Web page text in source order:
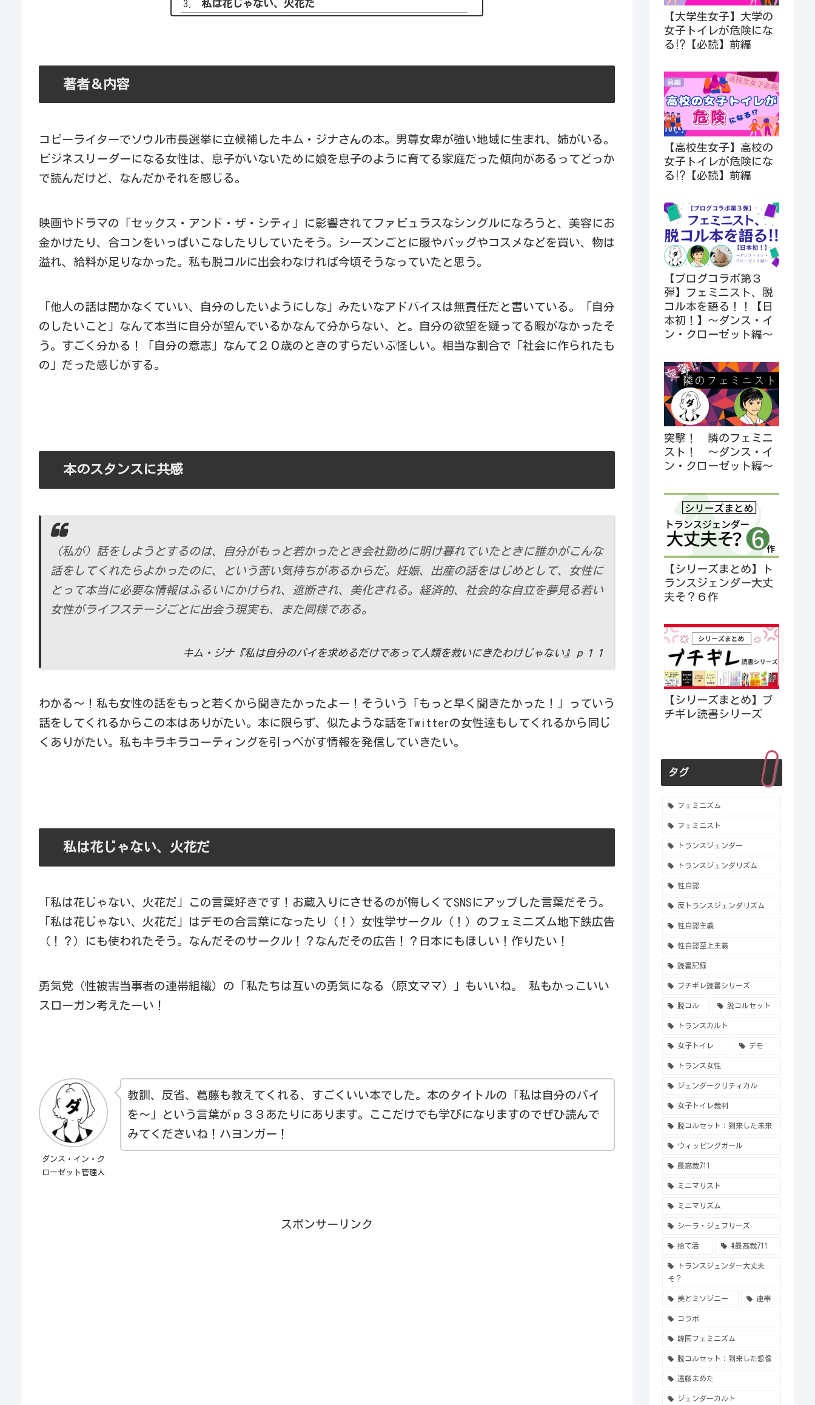
私は花じゃない、火花だ
著者＆内容
コピーライターでソウル市長選挙に立候補したキム・ジナさんの本。男尊女卑が強い地域に生まれ、姉がいる。
ビジネスリーダーになる女性は、息子がいないために娘を息子のように育てる家庭だった傾向があるってどっか
で読んだけど、なんだかそれを感じる。
映画やドラマの「セックス・アンド・ザ・シティ」に影響されてファビュラスなシングルになろうと、美容にお
金かけたり、合コンをいっぱいこなしたりしていたそう。シーズンごとに服やバッグやコスメなどを買い、物は
溢れ、給料が足りなかった。私も脱コルに出会わなければ今頃そうなっていたと思う。
「他人の話は聞かなくていい、自分のしたいようにしな」みたいなアドバイスは無責任だと書いている。「自分
のしたいこと」なんて本当に自分が望んでいるかなんて分からない、と。自分の欲望を疑ってる暇がなかったそ
う。すごく分かる！「自分の意志」なんて２０歳のときのすらだいぶ怪しい。相当な割合で「社会に作られたも
の」だった感じがする。
本のスタンスに共感
（私が）話をしようとするのは、自分がもっと若かったとき会社勤めに明け暮れていたときに誰かがこんな
話をしてくれたらよかったのに、という苦い気持ちがあるからだ。妊娠、出産の話をはじめとして、女性に
とって本当に必要な情報はふるいにかけられ、遮断され、美化される。経済的、社会的な自立を夢見る若い
女性がライフステージごとに出会う現実も、また同様である。
キム・ジナ『私は自分のパイを求めるだけであって人類を救いにきたわけじゃない』 ｐ１１
わかる～！私も女性の話をもっと若くから聞きたかったよー！そういう「もっと早く聞きたかった！」っていう
話をしてくれるからこの本はありがたい。本に限らず、似たような話をTwitterの女性達もしてくれるから同じ
くありがたい。私もキラキラコーティングを引っぺがす情報を発信していきたい。
私は花じゃない、火花だ
「私は花じゃない、火花だ」この言葉好きです！お蔵入りにさせるのが悔しくてSNSにアップした言葉だそう。
「私は花じゃない、火花だ」はデモの合言葉になったり（！）女性学サークル（！）のフェミニズム地下鉄広告
（！？）にも使われたそう。なんだそのサークル！？なんだその広告！？日本にもほしい！作りたい！
勇気党（性被害当事者の連帯組織）の「私たちは互いの勇気になる（原文ママ）」もいいね。 私もかっこいい
スローガン考えたーい！
ダンス・イン・ク
ローゼット管理人
教訓、反省、葛藤も教えてくれる、すごくいい本でした。本のタイトルの「私は自分のパイ
を～」という言葉がｐ３３あたりにあります。ここだけでも学びになりますのでぜひ読んで
みてくださいね！ハヨンガー！
スポンサーリンク
【大学生女子】大学の
女子トイレが危険にな
る⁉︎【必読】前編
【高校生女子】高校の
女子トイレが危険にな
る⁉︎【必読】前編
【ブログコラボ第３
弾】フェミニスト、脱
コル本を語る！！【日
本初！】～ダンス・イ
ン・クローゼット編～
突撃！ 隣のフェミニ
スト！ ～ダンス・イ
ン・クローゼット編～
【シリーズまとめ】ト
ランスジェンダー大丈
夫そ？６作
【シリーズまとめ】ブ
チギレ読書シリーズ
タグ
フェミニズム
フェミニスト
トランスジェンダー
トランスジェンダリズム
性自認
反トランスジェンダリズム
性自認主義
性自認至上主義
読書記録
ブチギレ読書シリーズ
脱コル 脱コルセット
トランスカルト
女子トイレ デモ
トランス女性
ジェンダークリティカル
女子トイレ裁判
脱コルセット：到来した未来
ウィッピングガール
最高裁711
ミニマリスト
ミニマリズム
シーラ・ジェフリーズ
捨て活 #最高裁711
トランスジェンダー大丈夫
そ？
美とミソジニー 連帯
コラボ
韓国フェミニズム
脱コルセット：到来した想像
遠藤まめた
ジェンダーカルト